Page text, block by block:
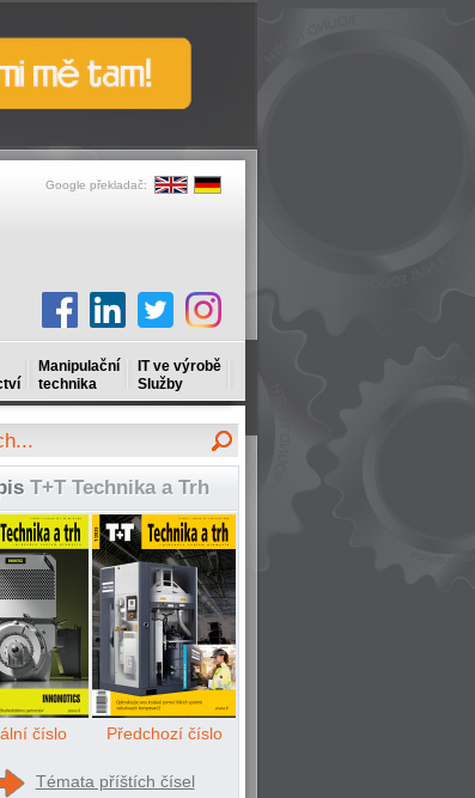
Google překladač:
Manipulační
technika
IT ve výrobě
Služby
T+T Technika a Trh
číslo Předchozí číslo
Témata příštích čísel